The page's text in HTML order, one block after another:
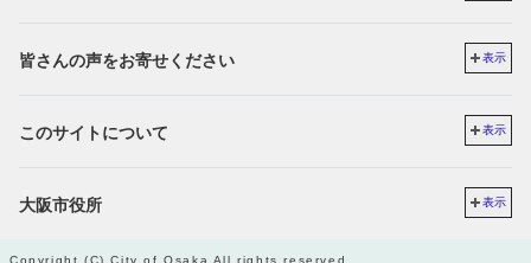
皆さんの声をお寄せください 表示
このサイトについて 表示
大阪市役所 表示
Copyright (C) City of Osaka All rights reserved.